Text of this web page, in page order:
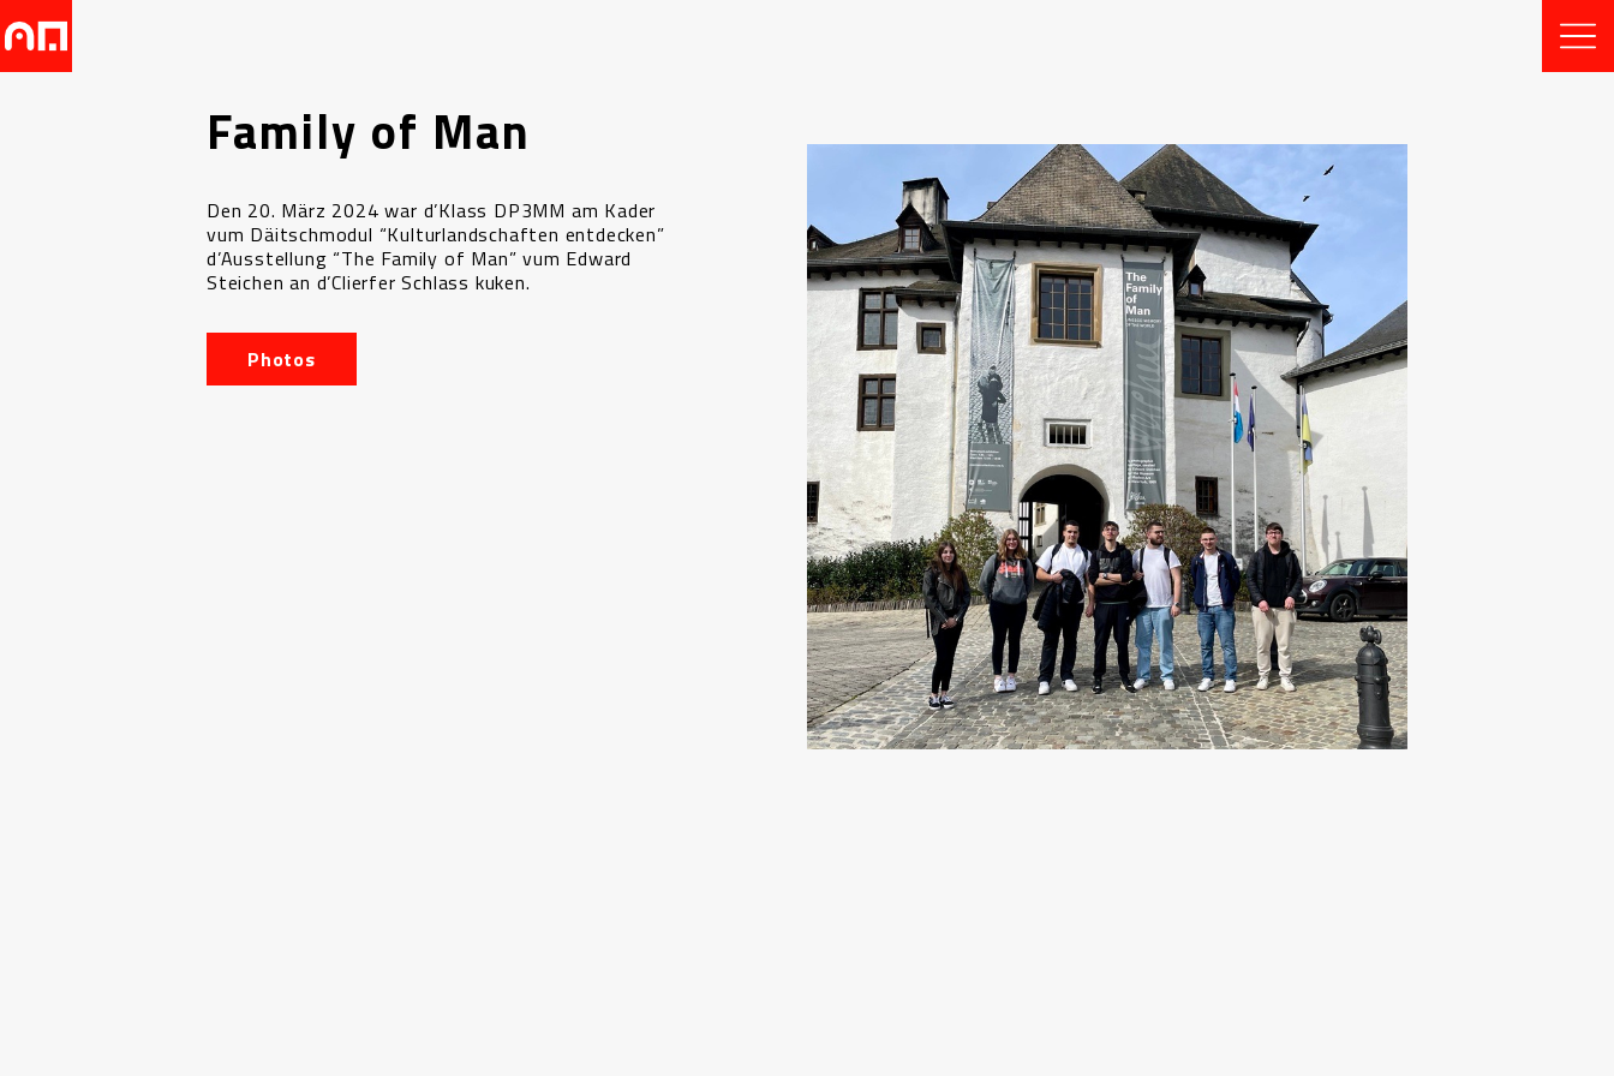
Family of Man
Den 20. März 2024 war d’Klass DP3MM am Kader
vum Däitschmodul “Kulturlandschaften entdecken”
d’Ausstellung “The Family of Man” vum Edward
Steichen an d’Clierfer Schlass kuken.
Photos